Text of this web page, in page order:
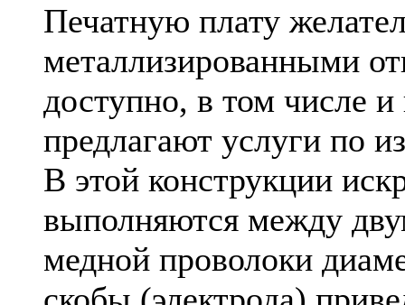
Печатную плату
металлизированными
доступно, в том числе
предлагают услуги по
В этой конструкции
выполняются между
медной проволоки